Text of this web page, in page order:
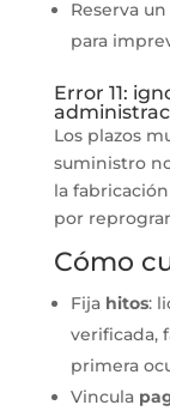
Reserva un
para
Error 11:
Los plazos
suministro
la
por
Cómo
Fija hitos:
verificada,
primera
Vincula